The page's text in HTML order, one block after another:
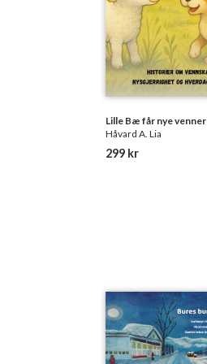
Lille Bæ får nye venner
Håvard A. Lia
299 kr